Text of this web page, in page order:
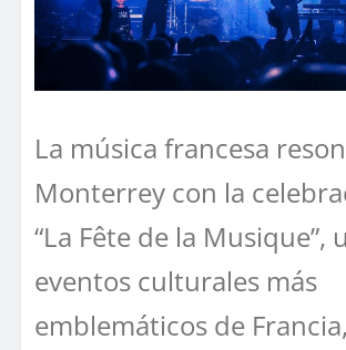
La música francesa
Monterrey con la
“La Fête de la Musique”,
eventos culturales más
emblemáticos de